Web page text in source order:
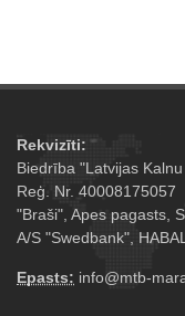
Rekvizīti:
Biedrība "Latvijas
Reģ. Nr. 40008175057
"Braši", Apes pagasts,
A/S "Swedbank",
Epasts: info@mtb-